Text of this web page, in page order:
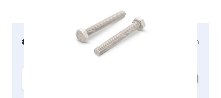
€ 67,05 incl. btw 2-5 werkdagen
Aantal